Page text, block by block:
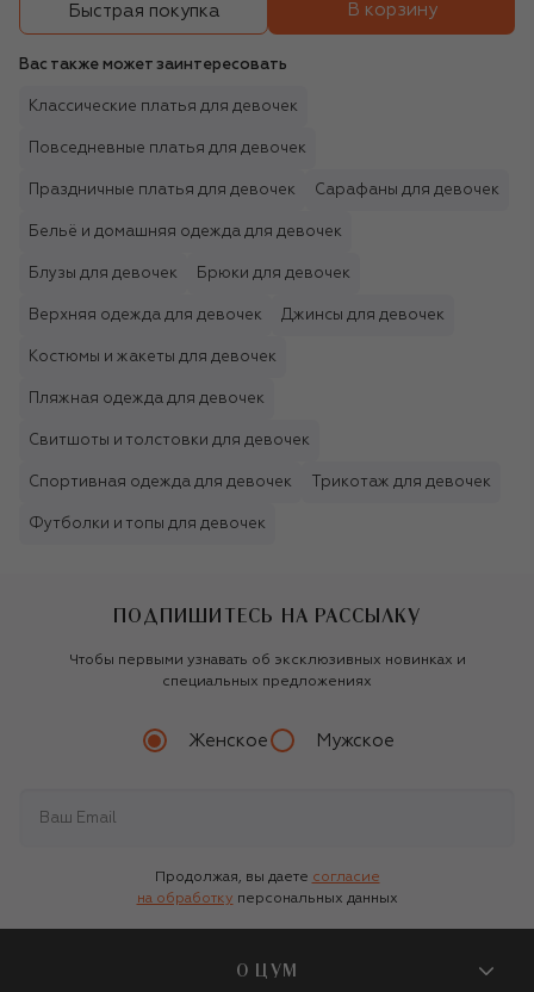
Быстрая покупка В корзину
Вас также может заинтересовать
Классические платья для девочек
Повседневные платья для девочек
Праздничные платья для девочек Сарафаны для девочек
Бельё и домашняя одежда для девочек
Блузы для девочек Брюки для девочек
Верхняя одежда для девочек Джинсы для девочек
Костюмы и жакеты для девочек
Пляжная одежда для девочек
Свитшоты и толстовки для девочек
Спортивная одежда для девочек Трикотаж для девочек
Футболки и топы для девочек
ПОДПИШИТЕСЬ НА РАССЫЛКУ
Чтобы первыми узнавать об эксклюзивных новинках и
специальных предложениях
Женское Мужское
Продолжая, вы даете согласие
на обработку персональных данных
О ЦУМ